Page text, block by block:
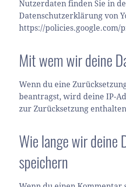
Nutzerdaten finden Sie in
Datenschutzerklärung von
https://policies.google.com/
Mit wem wir deine
Wenn du eine
beantragst, wird deine IP-
zur Zurücksetzung
Wie lange wir deine
speichern